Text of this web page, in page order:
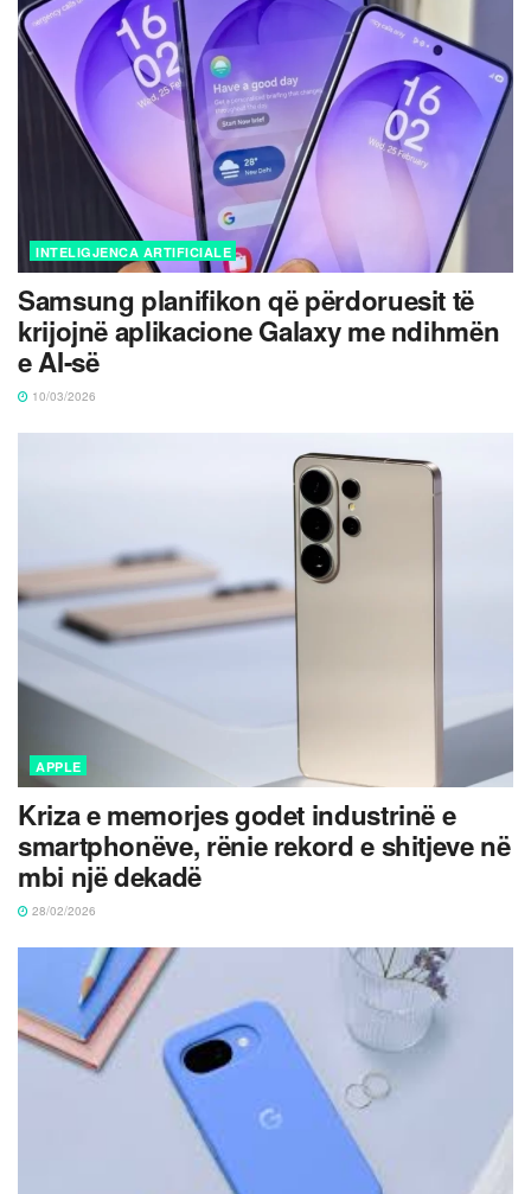
INTELIGJENCA ARTIFICIALE
Samsung planifikon që përdoruesit të
krijojnë aplikacione Galaxy me ndihmën
e AI-së
10/03/2026
APPLE
Kriza e memorjes godet industrinë e
smartphonëve, rënie rekord e shitjeve në
mbi një dekadë
28/02/2026